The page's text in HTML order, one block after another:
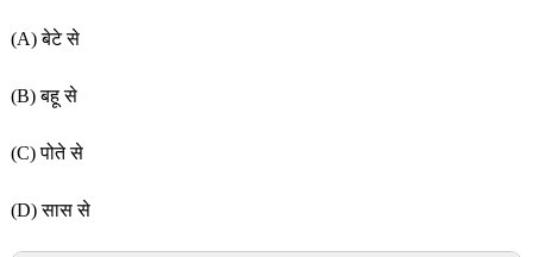
(A) बेटे से
(B) बहू से
(C) पोते से
(D) सास से